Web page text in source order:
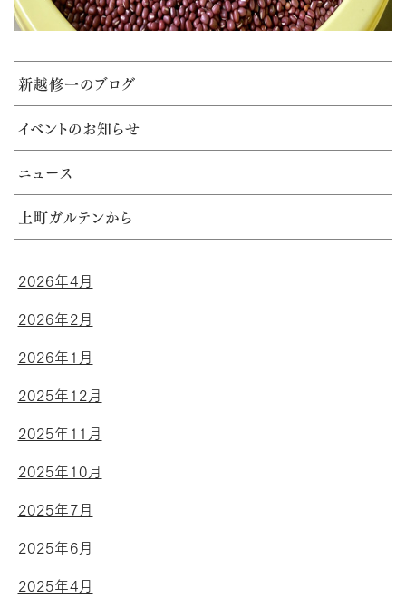
新越修一のブログ
イベントのお知らせ
ニュース
上町ガルテンから
2026年4月
2026年2月
2026年1月
2025年12月
2025年11月
2025年10月
2025年7月
2025年6月
2025年4月